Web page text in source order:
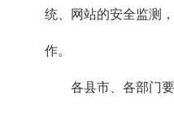
统、网站的安全监测
作。
各县市、各部门